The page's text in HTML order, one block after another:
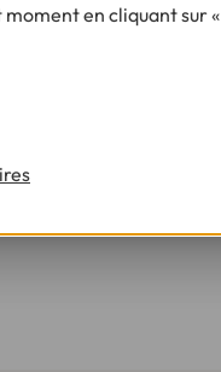
projet ?
en cliquant sur «